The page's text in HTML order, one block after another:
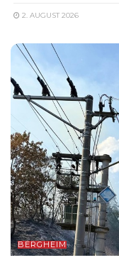
2. AUGUST 2026
BERGHEIM